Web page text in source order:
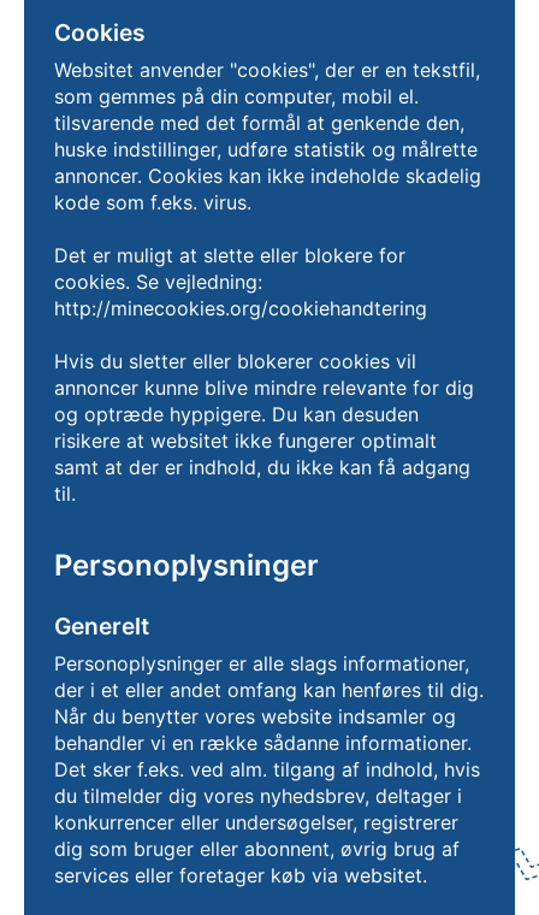
Cookies
Websitet anvender "cookies", der er en tekstfil,
som gemmes på din computer, mobil el.
tilsvarende med det formål at genkende den,
huske indstillinger, udføre statistik og målrette
annoncer. Cookies kan ikke indeholde skadelig
kode som f.eks. virus.
Det er muligt at slette eller blokere for
cookies. Se vejledning:
http://minecookies.org/cookiehandtering
Hvis du sletter eller blokerer cookies vil
annoncer kunne blive mindre relevante for dig
og optræde hyppigere. Du kan desuden
risikere at websitet ikke fungerer optimalt
samt at der er indhold, du ikke kan få adgang
til.
Personoplysninger
Generelt
Personoplysninger er alle slags informationer,
der i et eller andet omfang kan henføres til dig.
Når du benytter vores website indsamler og
behandler vi en række sådanne informationer.
Det sker f.eks. ved alm. tilgang af indhold, hvis
du tilmelder dig vores nyhedsbrev, deltager i
konkurrencer eller undersøgelser, registrerer
dig som bruger eller abonnent, øvrig brug af
services eller foretager køb via websitet.